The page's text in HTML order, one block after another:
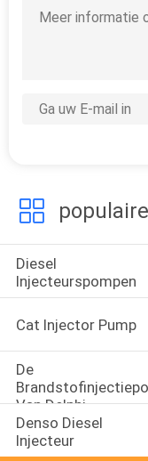
Diesel
Injecteurspompen
Cat Injector Pump
De
Van Delphi
Denso Diesel
Injecteur